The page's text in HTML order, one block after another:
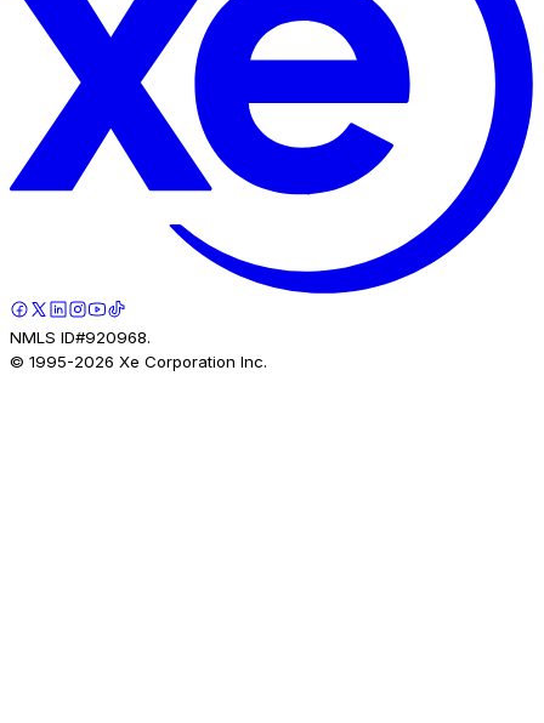
NMLS ID#920968.
© 1995-2026 Xe Corporation Inc.